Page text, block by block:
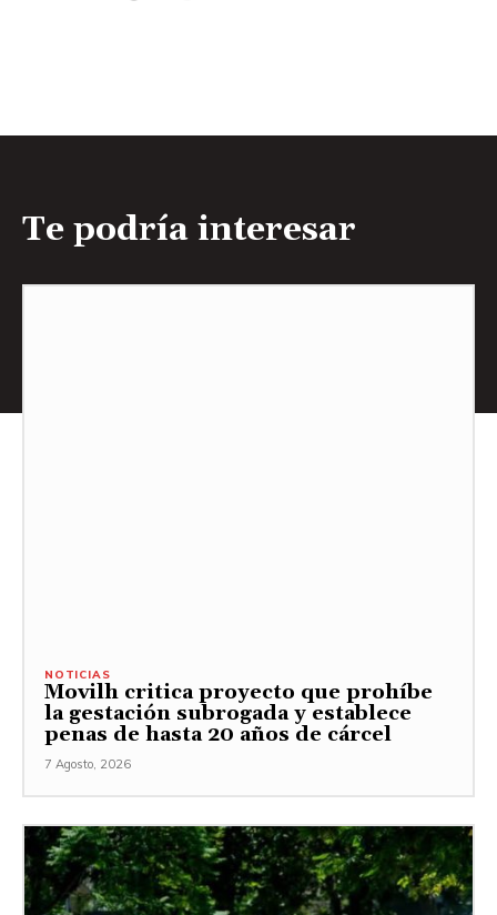
Te podría interesar
NOTICIAS
Movilh critica proyecto que prohíbe
la gestación subrogada y establece
penas de hasta 20 años de cárcel
7 Agosto, 2026